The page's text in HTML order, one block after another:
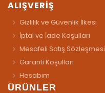
ALIŞVERİŞ
Gizlilik ve Güvenlik İlkesi
İptal ve İade Koşulları
Mesafeli Satış Sözleşmesi
Garanti Koşulları
Hesabım
ÜRÜNLER